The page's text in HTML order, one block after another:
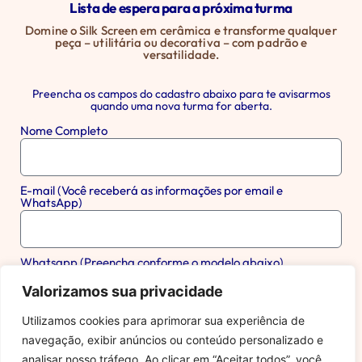
Valorizamos sua privacidade
Utilizamos cookies para aprimorar sua experiência de
navegação, exibir anúncios ou conteúdo personalizado e
analisar nosso tráfego. Ao clicar em “Aceitar todos”, você
Lista de espera para a próxima turma
Domine o Silk Screen em cerâmica e transforme qualquer
peça – utilitária ou decorativa – com padrão e
versatilidade.
Preencha os campos do cadastro abaixo para te avisarmos
quando uma nova turma for aberta.
Nome Completo
E-mail (Você receberá as informações por email e
WhatsApp)
Whatsapp (Preencha conforme o modelo abaixo)
QUERO ENTRAR NA LISTA